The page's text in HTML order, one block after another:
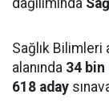
Sağlık Bilimleri
alanında 34 bin
618 aday